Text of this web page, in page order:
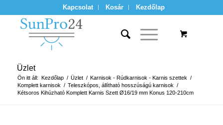
Kapcsolat Kosár Kezdőlap
Üzlet
Ön itt áll: Kezdőlap / Üzlet / Karnisok - Rúdkarnisok - Karnis szettek /
Komplett karnisok / Teleszkópos, állítható hosszúságú karnisok /
Kétsoros Kihúzható Komplett Karnis Szett Ø16/19 mm Konus 120-210cm